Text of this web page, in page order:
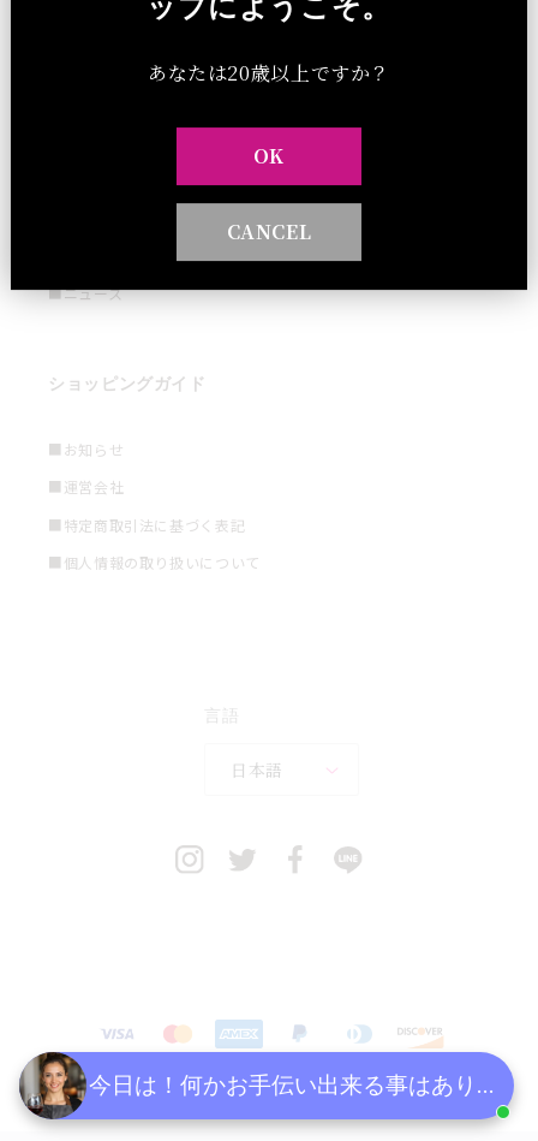
今日は！何かお手伝い出来る事はあります
■ワインアクセサリー
■ニュース
ショッピングガイド
■お知らせ
■運営会社
■特定商取引法に基づく表記
■個人情報の取り扱いについて
言語
日本語
済
方
法
Copyright (C) トゥーレール・ジャポン株式会社 All Right Reserved.
あなたは20歳以上ですか？
OK
CANCEL